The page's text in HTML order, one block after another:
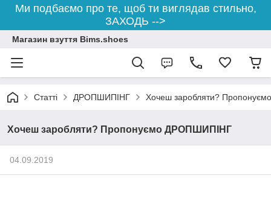
Ми подбаємо про те, щоб ти виглядав стильно,
ЗАХОДЬ -->
Магазин взуття Bims.shoes
Статті ДРОПШИПІНГ Хочеш заробляти?
Хочеш заробляти? Пропонуємо ДРОПШИПІНГ
04.09.2019